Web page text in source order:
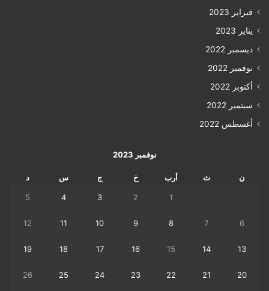
فبراير 2023
يناير 2023
ديسمبر 2022
نوفمبر 2022
أكتوبر 2022
سبتمبر 2022
أغسطس 2022
نوفمبر 2023
ن ث أرب خ ج س د
1
2
3
4
5
6
7
8
9
10
11
12
13
14
15
16
17
18
19
20
21
22
23
24
25
26